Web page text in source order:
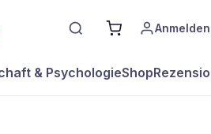
Anmelden
& PsychologieShop